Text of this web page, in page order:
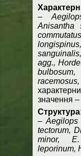
–
Anisantha
agg.,
значення –
Структура:
–Aegilops
tectorum,
minor,
leporinum,